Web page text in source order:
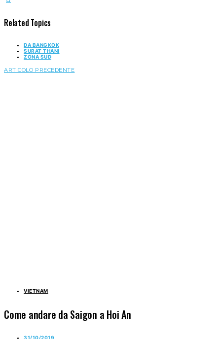
Related Topics
DA BANGKOK
SURAT THANI
ZONA SUD
ARTICOLO PRECEDENTE
VIETNAM
Come andare da Saigon a Hoi An
31/10/2019